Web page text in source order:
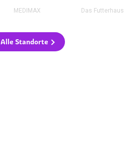
MEDIMAX Das Futterhaus
Alle Standorte